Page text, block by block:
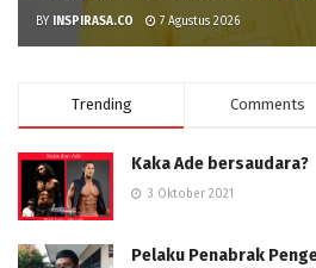
BY INSPIRASA.CO 7 Agustus 2026
Trending Comments
Kaka Ade bersaudara?
3 Oktober 2021
Pelaku Penabrak